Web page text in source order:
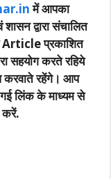
में आपका
शासन द्वारा संचालित
Article प्रकाशित
सहयोग करते रहिये
करवाते रहेंगे। आप
गई लिंक के माध्यम से
करें.